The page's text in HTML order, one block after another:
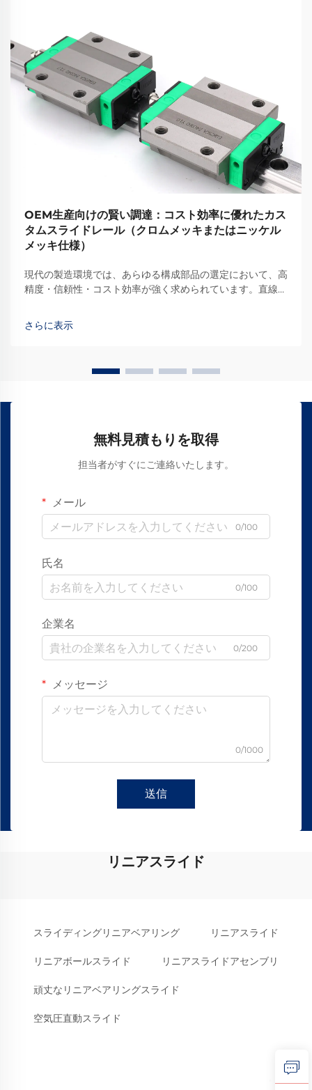
OEM生産向けの賢い調達：コスト効率に優れたカス
タムスライドレール（クロムメッキまたはニッケル
メッキ仕様）
現代の製造環境では、あらゆる構成部品の選定において、高
精度・信頼性・コスト効率が強く求められています。直線運
響を与える重要な基盤要素です…
さらに表示
無料見積もりを取得
担当者がすぐにご連絡いたします。
メール
0/100
氏名
0/100
企業名
0/200
メッセージ
0/1000
送信
リニアスライド
スライディングリニアベアリング リニアスライド
リニアボールスライド リニアスライドアセンブリ
頑丈なリニアベアリングスライド
空気圧直動スライド